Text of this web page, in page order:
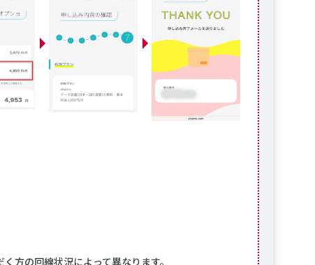
方の回線状況によって異なります。